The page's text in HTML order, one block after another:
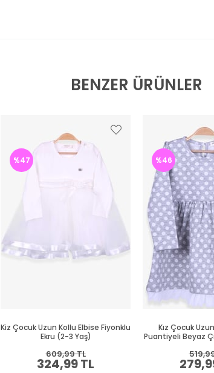
BENZER ÜRÜNLER
Kiz Çocuk Uzun Kollu Elbise Fiyonklu
Ekru (2-3 Yaş)
324,99 TL
609,99 TL
%47
Kız Çocuk
Puantiyeli Beyaz
%46